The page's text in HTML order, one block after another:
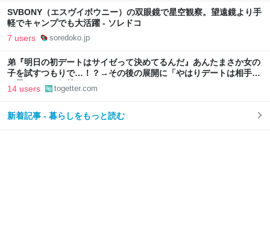
SVBONY（エスヴイボウニー）の双眼鏡で星空観察。望遠鏡より手
軽でキャンプでも大活躍 - ソレドコ
7 users soredoko.jp
弟『明日の初デートはサイゼって決めてるんだ』あんたまさか女の
子を試すつもりで…！？→その後の展開に「やはりデートは相手へ
の思いやりの気持ち」
14 users togetter.com
新着記事 - 暮らしをもっと読む